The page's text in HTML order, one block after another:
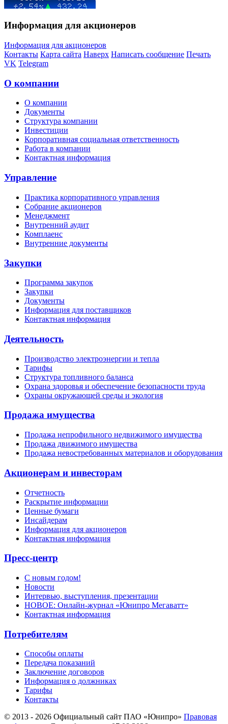
Информация для акционеров
Информация для акционеров
Контакты Карта сайта Наверх Написать сообщение Печать
VK Telegram
О компании
О компании
Документы
Структура компании
Инвестиции
Корпоративная социальная ответственность
Работа в компании
Контактная информация
Управление
Практика корпоративного управления
Собрание акционеров
Менеджмент
Внутренний аудит
Комплаенс
Внутренние документы
Закупки
Программа закупок
Закупки
Документы
Информация для поставщиков
Контактная информация
Деятельность
Производство электроэнергии и тепла
Тарифы
Структура топливного баланса
Охрана здоровья и обеспечение безопасности труда
Охраны окружающей среды и экология
Продажа имущества
Продажа непрофильного недвижимого имущества
Продажа движимого имущества
Продажа невостребованных материалов и оборудования
Акционерам и инвесторам
Отчетность
Раскрытие информации
Ценные бумаги
Инсайдерам
Информация для акционеров
Контактная информация
Пресс-центр
С новым годом!
Новости
Интервью, выступления, презентации
НОВОЕ: Онлайн-журнал «Юнипро Мегаватт»
Контактная информация
Потребителям
Способы оплаты
Передача показаний
Заключение договоров
Информация о должниках
Тарифы
Контакты
© 2013 - 2026 Официальный сайт ПАО «Юнипро» Правовая